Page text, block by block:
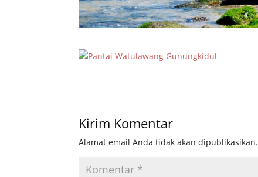
Kirim Komentar
Alamat email Anda tidak akan dipublikasikan.